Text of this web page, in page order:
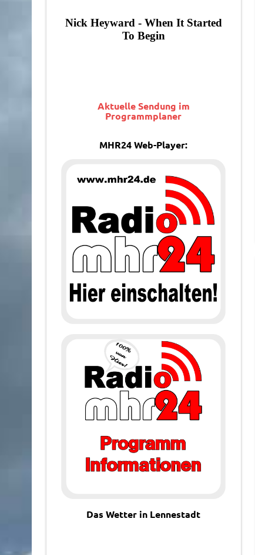
Aktuelle Sendung im
Programmplaner
MHR24 Web-Player:
Das Wetter in Lennestadt